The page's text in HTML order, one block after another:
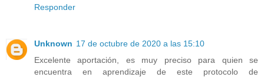
Responder
Unknown 17 de octubre de 2020 a las 15:10
Excelente aportación, es muy preciso para quien se
encuentra en aprendizaje de este protocolo de